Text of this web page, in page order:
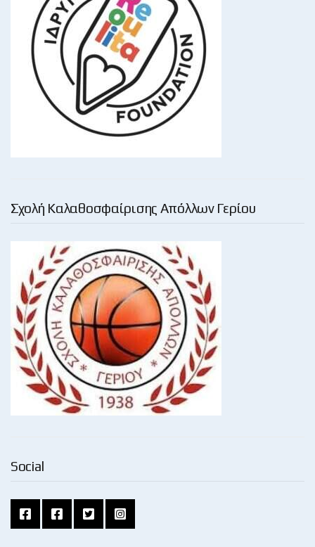
Σχολή Καλαθοσφαίρισης Απόλλων Γερίου
Social